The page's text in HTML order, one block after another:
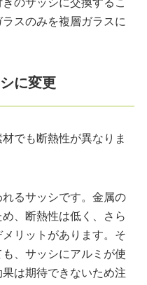
のサッシに交換するこ
スのみを複層ガラスに
に変更
でも断熱性が異なりま
るサッシです。金属の
、断熱性は低く、さら
リットがあります。そ
、サッシにアルミが使
は期待できないため注